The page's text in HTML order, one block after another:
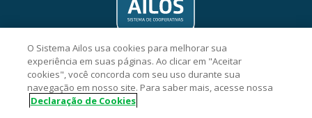
Acredicoop Cooperativa de Crédito - CNPJ 03.461.243/0001-15
O Sistema Ailos usa cookies para melhorar sua
experiência em suas páginas. Ao clicar em "Aceitar
cookies", você concorda com seu uso durante sua
navegação em nosso site. Para saber mais, acesse nossa
Declaração de Cookies